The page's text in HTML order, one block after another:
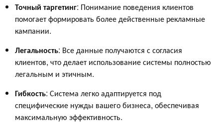
Точный таргетинг: Понимание поведения клиентов
помогает формировать более действенные рекламные
кампании.
Легальность: Все данные получаются с согласия
клиентов, что делает использование системы полностью
легальным и этичным.
Гибкость: Система легко адаптируется под
специфические нужды вашего бизнеса, обеспечивая
максимальную эффективность.